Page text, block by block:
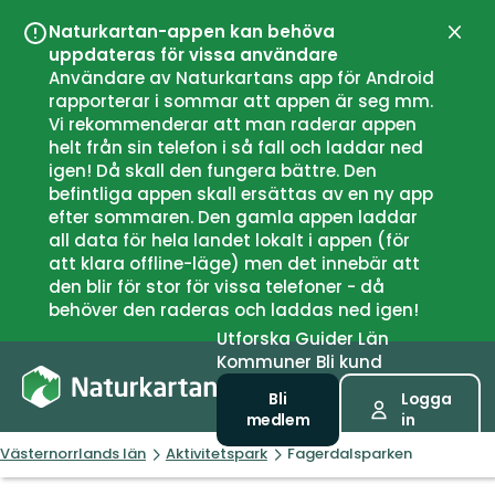
Naturkartan-appen kan behöva
uppdateras för vissa användare
Användare av Naturkartans app för Android
rapporterar i sommar att appen är seg mm.
Vi rekommenderar att man raderar appen
helt från sin telefon i så fall och laddar ned
igen! Då skall den fungera bättre. Den
befintliga appen skall ersättas av en ny app
efter sommaren. Den gamla appen laddar
all data för hela landet lokalt i appen (för
att klara offline-läge) men det innebär att
den blir för stor för vissa telefoner - då
behöver den raderas och laddas ned igen!
UtforskaGuiderLän
Kommuner Bli kund
Bli
medlem
Logga
in
Västernorrlands län Aktivitetspark Fagerdalsparken